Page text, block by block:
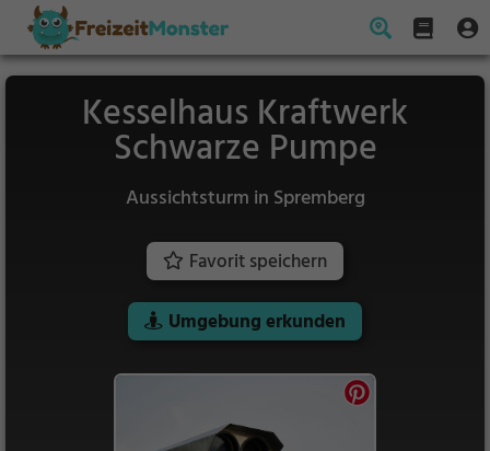
Kesselhaus Kraftwerk
Schwarze Pumpe
Aussichtsturm in Spremberg
Favorit speichern
Umgebung erkunden